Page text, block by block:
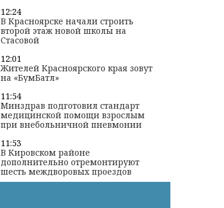
12:24
В Красноярске начали строить
второй этаж новой школы на
Стасовой
12:01
Жителей Красноярского края зовут
на «БумБатл»
11:54
Минздрав подготовил стандарт
медицинской помощи взрослым
при внебольничной пневмонии
11:53
В Кировском районе
дополнительно отремонтируют
шесть междворовых проездов